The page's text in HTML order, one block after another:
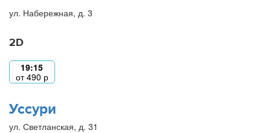
ул. Набережная, д. 3
2D
19:15
от490 р
Уссури
ул. Светланская, д. 31